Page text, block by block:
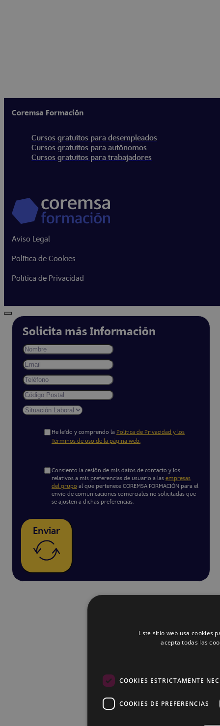
Coremsa Formación
Cursos gratuitos para desempleados
Cursos gratuitos para autónomos
Cursos gratuitos para trabajadores
Aviso Legal
Política de Cookies
Política de Privacidad
Solicita más Información
He leído y comprendo la Política de Privacidad y los
Términos de uso de la página web.
Consiento la cesión de mis datos de contacto y los
relativos a mis preferencias de usuario a las empresas
del grupo al que pertenece COREMSA FORMACIÓN para el
envío de comunicaciones comerciales no solicitadas que
se ajusten a dichas preferencias.
Enviar
Este sitio web usa cookies
acepta todas las
COOKIES ESTRICTAMENTE
COOKIES DE PREFERENCIAS